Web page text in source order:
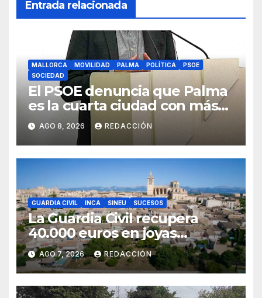
Entrada relacionada
MALLORCA MOVILIDAD PALMA POLÍTICA
PSOE
SOCIEDAD
El PSOE denuncia que Palma
es la cuarta ciudad con más
atascos por el «fracaso» de
Galmés
AGO 8, 2026 REDACCIÓN
GUARDIA CIVIL INCA SINEU SUCESOS
La Guardia Civil recupera
40.000 euros en joyas
robadas en una vivienda de
Sineu
AGO 7, 2026 REDACCIÓN